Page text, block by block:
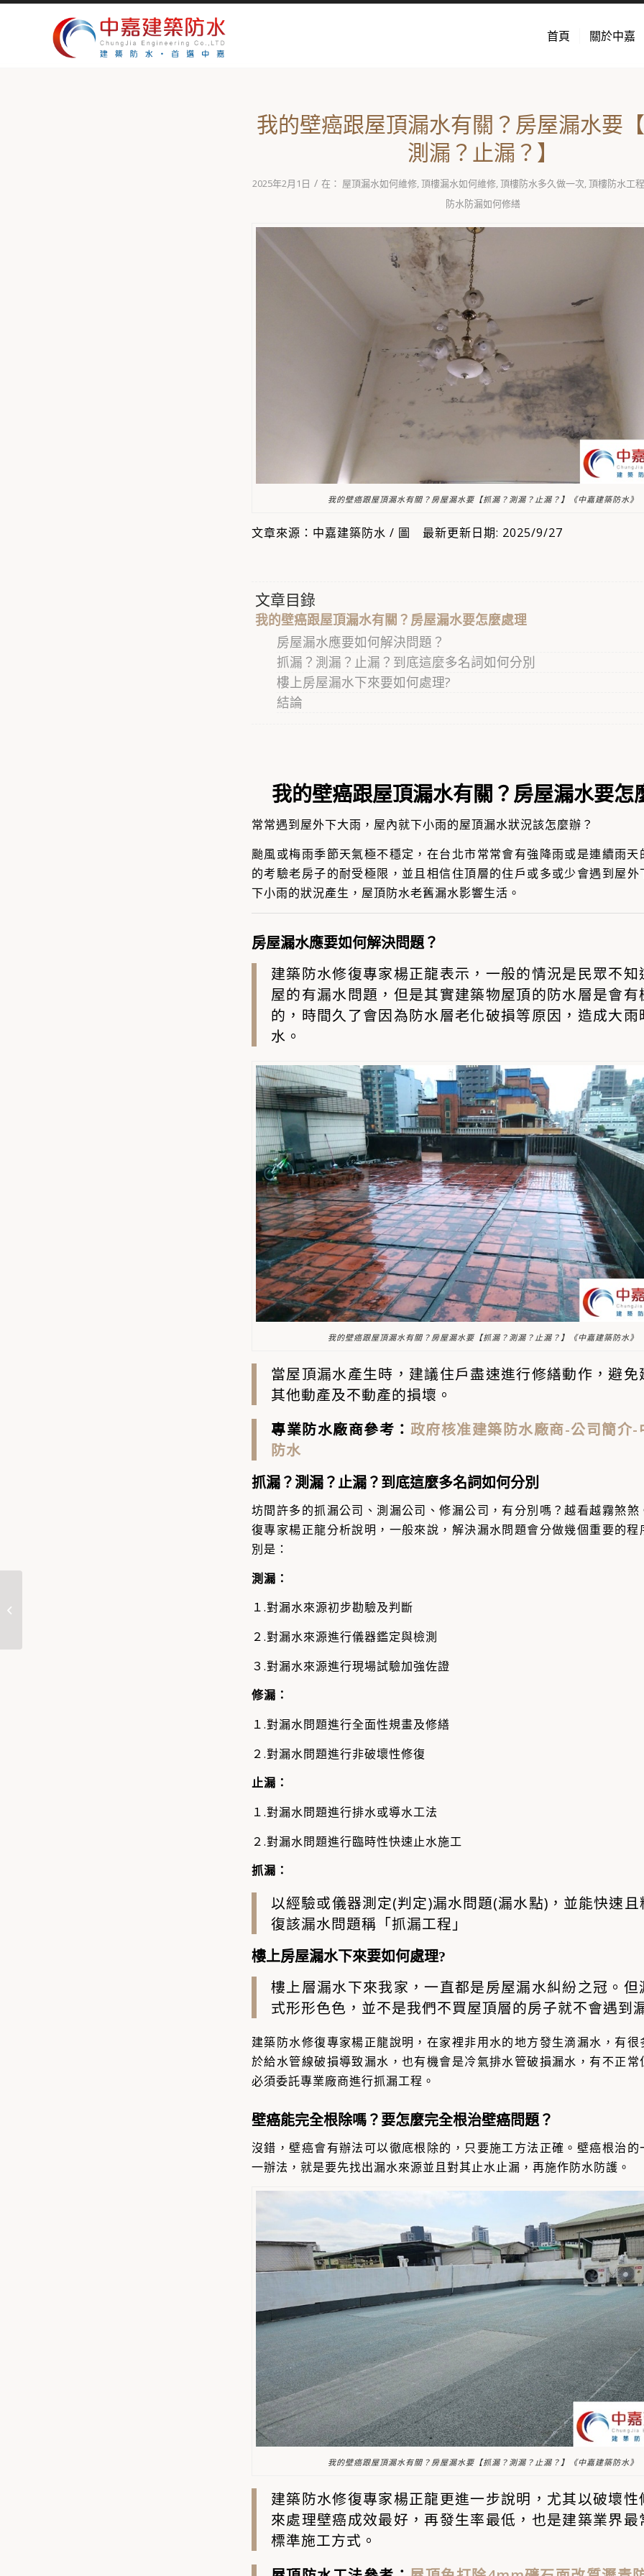
首頁 關於中嘉
我的壁癌跟屋頂漏水有關？房屋漏水要
測漏？止漏？】
2025年2月1日 / 在： 屋頂漏水如何維修,頂樓漏水如何維修,頂樓防水多久做一次,頂樓防水工
防水防漏如何修繕
我的壁癌跟屋頂漏水有關？房屋漏水要【抓漏？測漏？止漏？】《中嘉建築防水》
文章來源：中嘉建築防水 / 圖 最新更新日期: 2025/9/27
文章目錄
我的壁癌跟屋頂漏水有關？房屋漏水要怎麼處理
房屋漏水應要如何解決問題？
抓漏？測漏？止漏？到底這麼多名詞如何分別
樓上房屋漏水下來要如何處理?
結論
我的壁癌跟屋頂漏水有關？房屋漏水要怎
常常遇到屋外下大雨，屋內就下小雨的屋頂漏水狀況該怎麼辦？
颱風或梅雨季節天氣極不穩定，在台北市常常會有強降雨或是連續雨天
的考驗老房子的耐受極限，並且相信住頂層的住戶或多或少會遇到屋外
下小雨的狀況產生，屋頂防水老舊漏水影響生活。
房屋漏水應要如何解決問題？
建築防水修復專家楊正龍表示，一般的情況是民眾不知
屋的有漏水問題 ，但是其實建築物屋頂的防水層是會有
的，時間久了會因為防水層老化破損等原因，造成大雨
水。
我的壁癌跟屋頂漏水有關？房屋漏水要【抓漏？測漏？止漏？】《中嘉建築防水》
當屋頂漏水產生時，建議住戶盡速進行修繕動作，避免
其他動產及不動產的損壞。
專業防水廠商參考： 政府核准建築防水廠商-公司簡介-
防水
抓漏？測漏？止漏？到底這麼多名詞如何分別
坊間許多的抓漏公司 、測漏公司 、修漏公司 ，有分別嗎？越看越霧煞煞
復專家楊正龍分析說明，一般來說，解決漏水問題會分做幾個重要的程
別是：
測漏 ：
１.對漏水來源初步勘驗及判斷
２.對漏水來源進行儀器鑑定與檢測
３.對漏水來源進行現場試驗加強佐證
修漏 ：
１.對漏水問題進行全面性規畫及修繕
２.對漏水問題進行非破壞性修復
止漏 ：
１.對漏水問題進行排水或導水工法
２.對漏水問題進行臨時性快速止水施工
抓漏 ：
以經驗或儀器測定(判定)漏水問題(漏水點)，並能快速且
復該漏水問題稱「抓漏工程 」
樓上房屋漏水下來要如何處理?
樓上層漏水下來我家，一直都是房屋漏水糾紛之冠。 但
式形形色色，並不是我們不買屋頂層的房子就不會遇到
建築防水修復專家楊正龍說明，在家裡非用水的地方發生滴漏水 ，有
於給水管線破損導致漏水 ，也有機會是冷氣排水管破損漏水， 有不正常
必須委託專業廠商進行抓漏工程 。
壁癌能完全根除嗎？要怎麼完全根治壁癌問題？
沒錯，壁癌會有辦法可以徹底根除的，只要施工方法正確。 壁癌根治的
一辦法，就是要先找出漏水來源並且對其止水止漏， 再施作防水防護。
我的壁癌跟屋頂漏水有關？房屋漏水要【抓漏？測漏？止漏？】《中嘉建築防水》
建築防水修復專家楊正龍更進一步說明，尤其以破壞性
來處理壁癌成效最好，再發生率最低，也是建築業界最
標準施工方式 。